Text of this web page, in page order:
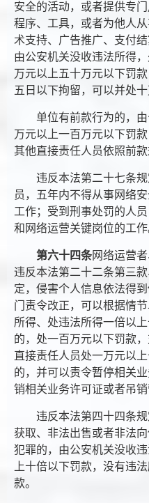
安全的活动，或者提供专
程序、工具，或者为他人
术支持、广告推广、支付
由公安机关没收违法所得
万元以上五十万元以下罚
五日以下拘留，可以并处
单位有前款行为的，
万元以上一百万元以下罚
其他直接责任人员依照前款
违反本法第二十七条
员，五年内不得从事网络
工作；受到刑事处罚的人
和网络运营关键岗位的工作
第六十四条网络运营
违反本法第二十二条第三
定，侵害个人信息依法得
门责令改正，可以根据情
所得、处违法所得一倍以
的，处一百万元以下罚款
直接责任人员处一万元以
的，并可以责令暂停相关
销相关业务许可证或者吊销
违反本法第四十四条
获取、非法出售或者非法
犯罪的，由公安机关没收
上十倍以下罚款，没有违
款。